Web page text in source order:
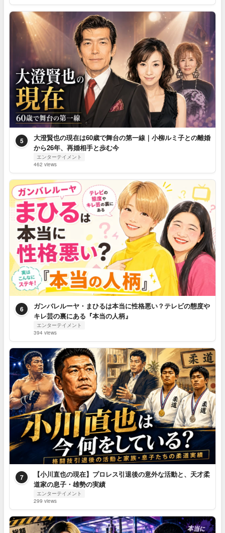
5
大澄賢也の現在は60歳で舞台の第一線｜小柳ルミ子との離婚
から26年、再婚相手と歩む今
エンターテイメント
462 views
6
ガンバレルーヤ・まひるは本当に性格悪い？テレビの態度や
キレ芸の裏にある『本当の人柄』
エンターテイメント
394 views
7
【小川直也の現在】プロレス引退後の意外な活動と、天才柔
道家の息子・雄勢の実績
エンターテイメント
299 views